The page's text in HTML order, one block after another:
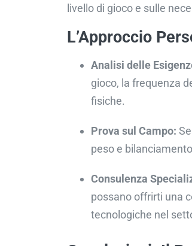
livello di gioco e sulle
L’Approccio
Analisi delle
gioco, la frequenza
fisiche.
Prova sul Campo:
peso e
Consulenza
possano offrirti una
tecnologiche nel